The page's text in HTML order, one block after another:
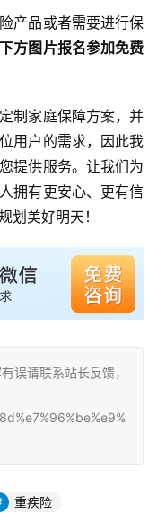
产品或者需要进行保
方图片报名参加免费
制家庭保障方案，并
用户的需求，因此我
提供服务。让我们为
拥有更安心、更有信
划美好明天！
误请联系站长反馈，
重疾险